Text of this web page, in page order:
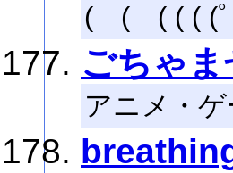
( ( ( ( ( (ﾟ
ごちゃ
アニメ・